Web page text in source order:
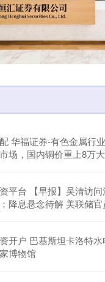
华福证券-有色金属行
场，国内铜价重上8万
平台 【早报】吴清访
降息悬念待解 美联储
开户 巴基斯坦卡洛特
博物馆